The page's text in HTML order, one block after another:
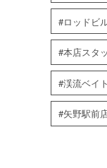
ロッドビ
本店スタ
渓流ベイ
矢野駅前